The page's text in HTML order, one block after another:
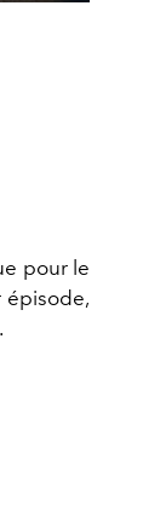
pour le
épisode,